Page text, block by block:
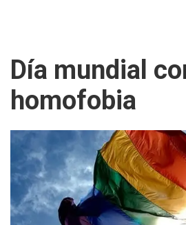
Día mundial
homofobia